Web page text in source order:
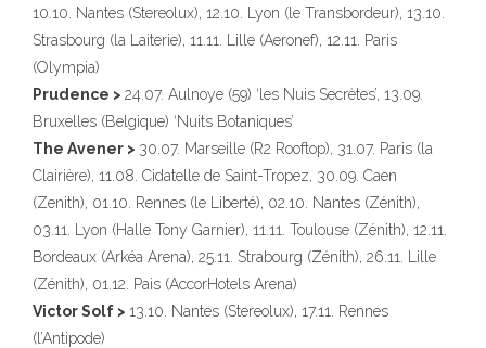
10.10. Nantes (Stereolux), 12.10. Lyon (le Transbordeur), 13.10.
Strasbourg (la Laiterie), 11.11. Lille (Aeronef), 12.11. Paris
(Olympia)
Prudence > 24.07. Aulnoye (59) ‘les Nuis Secrètes’, 13.09.
Bruxelles (Belgique) ‘Nuits Botaniques’
The Avener > 30.07. Marseille (R2 Rooftop), 31.07. Paris (la
Clairière), 11.08. Cidatelle de Saint-Tropez, 30.09. Caen
(Zenith), 01.10. Rennes (le Liberté), 02.10. Nantes (Zénith),
03.11. Lyon (Halle Tony Garnier), 11.11. Toulouse (Zénith), 12.11.
Bordeaux (Arkéa Arena), 25.11. Strabourg (Zénith), 26.11. Lille
(Zénith), 01.12. Pais (AccorHotels Arena)
Victor Solf > 13.10. Nantes (Stereolux), 17.11. Rennes
(l’Antipode)